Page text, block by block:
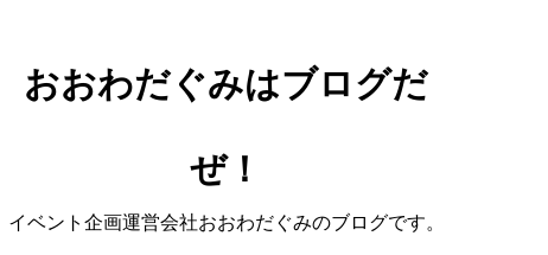
おおわだぐみはブログだ
ぜ！
イベント企画運営会社おおわだぐみのブログです。